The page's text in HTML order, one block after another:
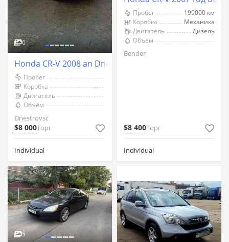
6
Honda CR-V 2008 an Dnestrovsc
Пробег
Коробка
Двигатель
Объём
Dnestrovsc
$8 000Торг
Individual
Пробег
199000 км
Коробка
Механика
Двигатель
Дизель
Объём
Bender
$8 400Торг
Individual
5